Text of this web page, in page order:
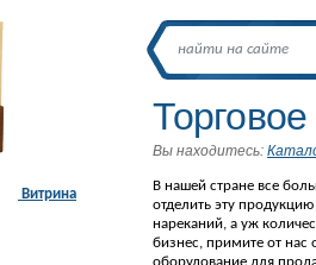
Вы находитесь:
В нашей стране все
отделить эту
нареканий, а уж
бизнес, примите от нас
Витрина